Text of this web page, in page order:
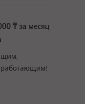
₸ за месяц
работающим!